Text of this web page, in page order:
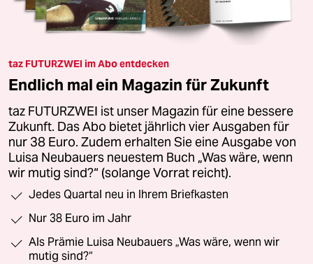
taz FUTURZWEI im Abo entdecken
Endlich mal ein Magazin für Zukunft
taz FUTURZWEI ist unser Magazin für eine bessere
Zukunft. Das Abo bietet jährlich vier Ausgaben für
nur 38 Euro. Zudem erhalten Sie eine Ausgabe von
Luisa Neubauers neuestem Buch „Was wäre, wenn
wir mutig sind?“ (solange Vorrat reicht).
Jedes Quartal neu in Ihrem Briefkasten
Nur 38 Euro im Jahr
Als Prämie Luisa Neubauers „Was wäre, wenn wir
mutig sind?“